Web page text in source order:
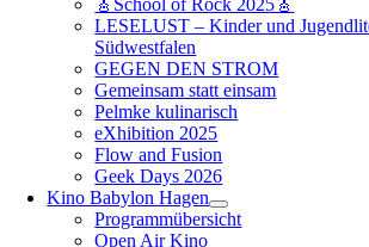
🎸School of Rock 2025🎸
LESELUST – Kinder und
Südwestfalen
GEGEN DEN STROM
Gemeinsam statt einsam
Pelmke kulinarisch
eXhibition 2025
Flow and Fusion
Geek Days 2026
Kino Babylon Hagen
Programmübersicht
Open Air Kino